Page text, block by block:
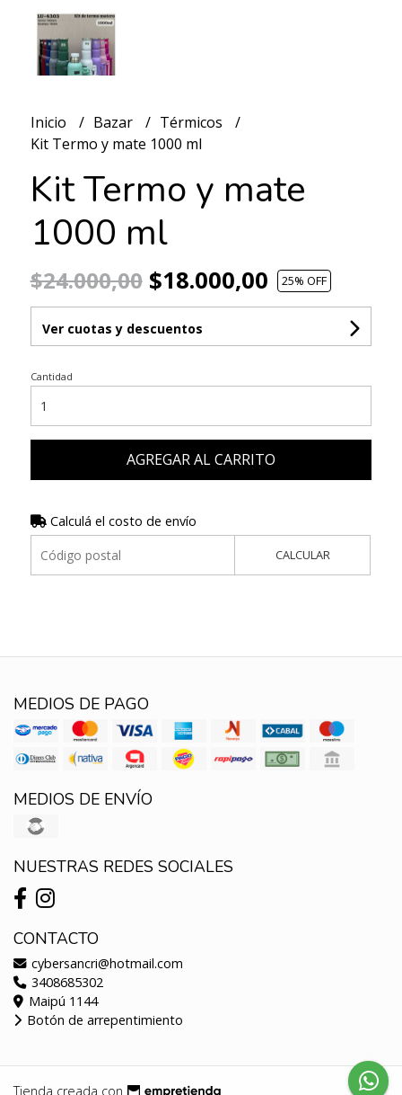
Inicio Bazar
Térmicos
Kit Termo y mate 1000 ml
Kit Termo y mate
1000 ml
$24.000,00$18.000,00 25% OFF
Ver cuotas y descuentos
Cantidad
AGREGAR AL CARRITO
Calculá el costo de envío
CALCULAR
MEDIOS DE PAGO
MEDIOS DE ENVÍO
NUESTRAS REDES SOCIALES
CONTACTO
cybersancri@hotmail.com
3408685302
Maipú 1144
Botón de arrepentimiento
Tienda creada con